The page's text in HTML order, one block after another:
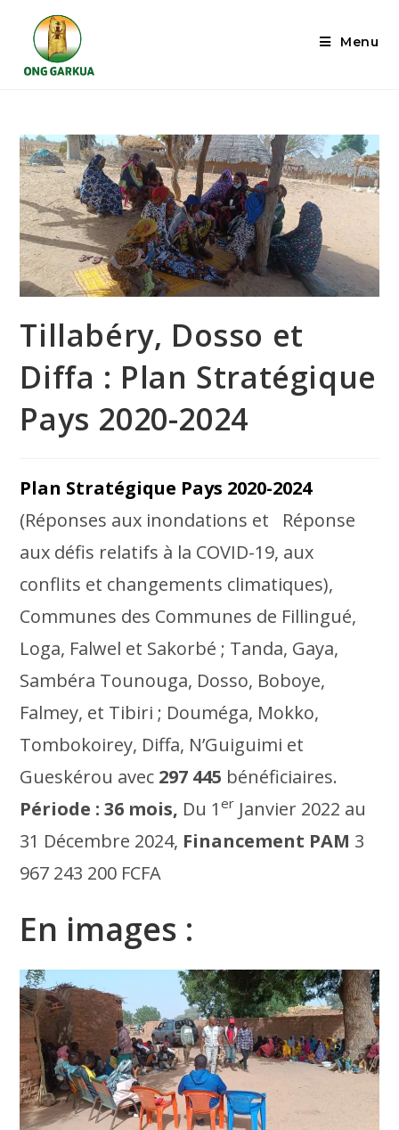
Menu
Tillabéry, Dosso et
Diffa : Plan Stratégique
Pays 2020-2024
Plan Stratégique Pays 2020-2024
(Réponses aux inondations et Réponse
aux défis relatifs à la COVID-19, aux
conflits et changements climatiques),
Communes des Communes de Fillingué,
Loga, Falwel et Sakorbé ; Tanda, Gaya,
Sambéra Tounouga, Dosso, Boboye,
Falmey, et Tibiri ; Douméga, Mokko,
Tombokoirey, Diffa, N’Guiguimi et
Gueskérou avec 297 445 bénéficiaires.
Période : 36 mois, Du 1er Janvier 2022 au
31 Décembre 2024, Financement PAM 3
967 243 200 FCFA
En images :